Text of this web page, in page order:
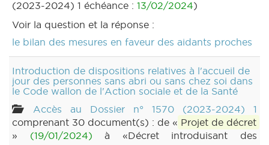
(2023-2024) 1 échéance : 13/02/2024)
Voir la question et la réponse :
le bilan des mesures en faveur des aidants proches
Introduction de dispositions relatives à l'accueil de
jour des personnes sans abri ou sans chez soi dans
le Code wallon de l'Action sociale et de la Santé
Accès au Dossier n° 1570 (2023-2024) 1
comprenant 30 document(s) : de « Projet de décret
» (19/01/2024) à «Décret introduisant des